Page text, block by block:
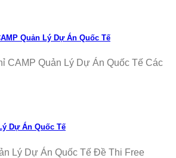
Quản Lý Dự Án Quốc Tế
CAMP Quản Lý Dự Án Quốc Tế Các
Dự Án Quốc Tế
Lý Dự Án Quốc Tế Đề Thi Free